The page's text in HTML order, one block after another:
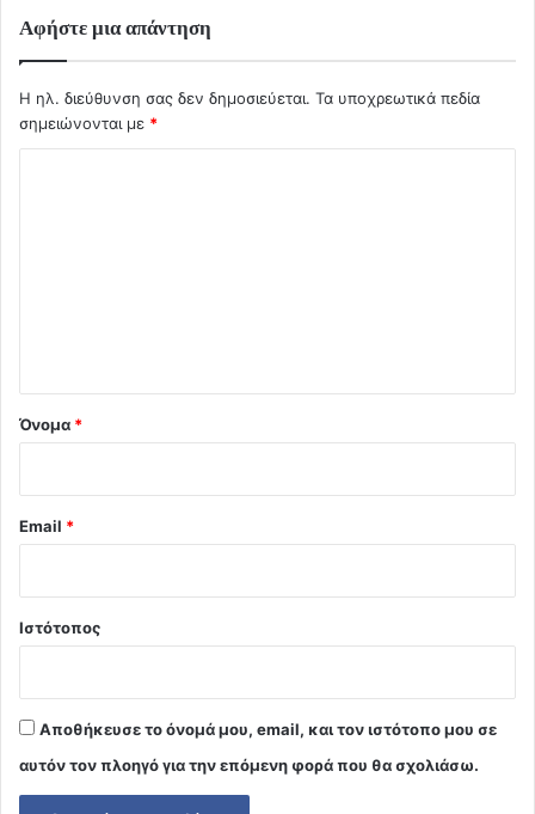
Αφήστε μια απάντηση
Η ηλ. διεύθυνση σας δεν δημοσιεύεται. Τα υποχρεωτικά πεδία
σημειώνονται με *
Όνομα *
Email *
Ιστότοπος
Αποθήκευσε το όνομά μου, email, και τον ιστότοπο μου σε
αυτόν τον πλοηγό για την επόμενη φορά που θα σχολιάσω.